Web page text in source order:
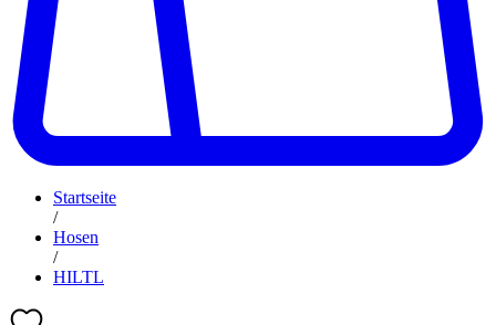
Startseite
/
Hosen
/
HILTL